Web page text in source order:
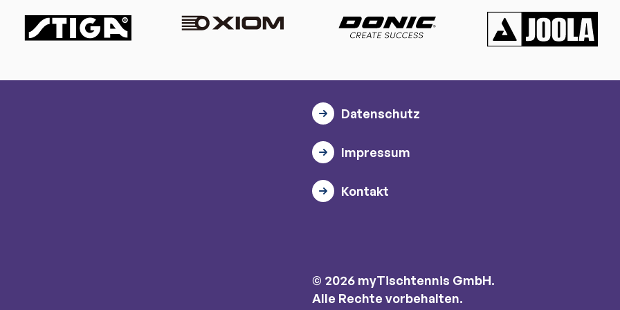
Datenschutz
Impressum
Kontakt
© 2026 myTischtennis GmbH.
Alle Rechte vorbehalten.